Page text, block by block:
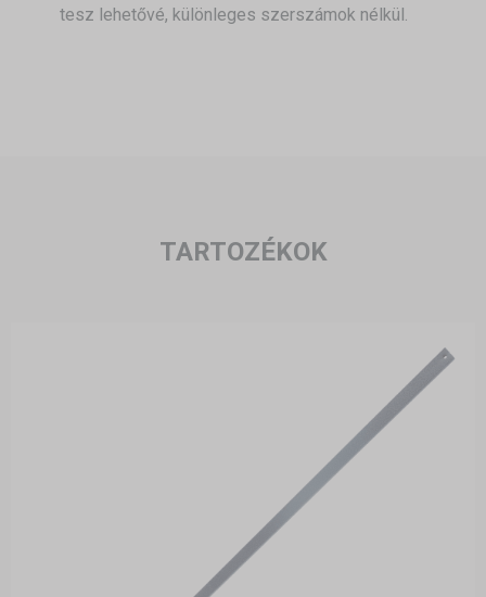
tesz lehetővé, különleges szerszámok nélkül.
TARTOZÉKOK